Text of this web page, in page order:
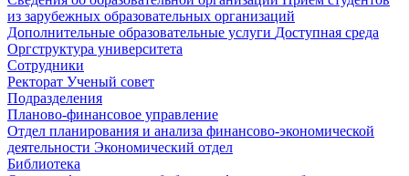
из зарубежных образовательных организаций
Дополнительные образовательные услуги Доступная среда
Оргструктура университета
Сотрудники
Ректорат Ученый совет
Подразделения
Планово-финансовое управление
Отдел планирования и анализа финансово-экономической
деятельности Экономический отдел
Библиотека